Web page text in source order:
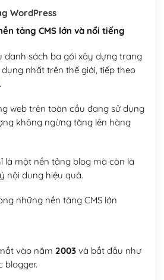
(1 năm) (+950,000₫)
WordPress
tảng CMS lớn và nổi tiếng
danh sách ba gói xây dựng trang
nhất trên thế giới, tiếp theo
web trên toàn cầu đang sử dụng
không ngừng tăng lên hàng
là một nền tảng blog mà còn là
nội dung hiệu quả.
những nền tảng CMS lớn
vào năm 2003và bắt đầu như
blogger.